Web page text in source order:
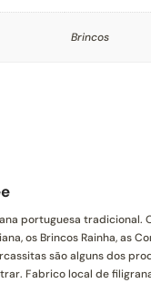
Brincos
portuguesa tradicional.
os Brincos Rainha, as
são alguns dos
Fabrico local de